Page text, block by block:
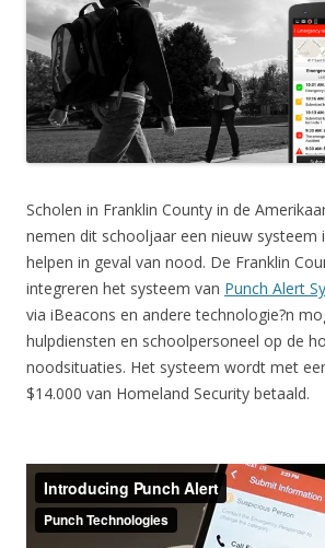
Scholen in Franklin County in de
nemen dit schooljaar een nieuw systeem
helpen in geval van nood. De Franklin
integreren het systeem van Punch Alert
via iBeacons en andere technologie?n
hulpdiensten en schoolpersoneel op de
noodsituaties. Het systeem wordt met
$14.000 van Homeland Security betaald.